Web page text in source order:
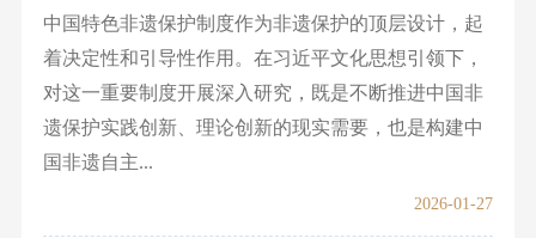
中国特色非遗保护制度作为非遗保护的顶层设计，起
着决定性和引导性作用。在习近平文化思想引领下，
对这一重要制度开展深入研究，既是不断推进中国非
遗保护实践创新、理论创新的现实需要，也是构建中
国非遗自主...
2026-01-27